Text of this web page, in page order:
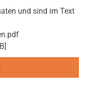
und sind im Text